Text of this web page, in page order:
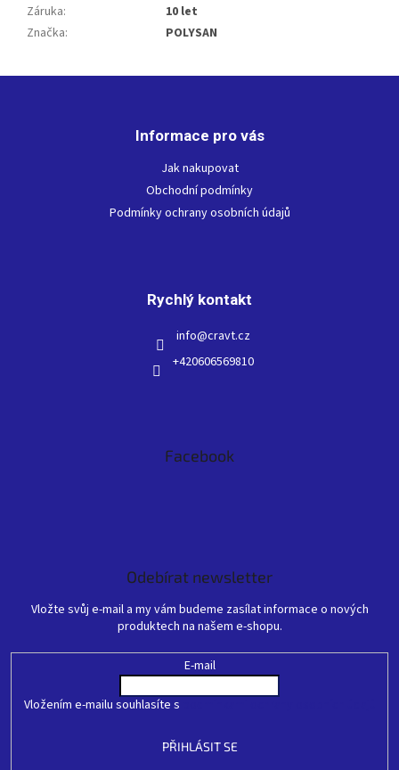
Záruka:
10 let
Značka: POLYSAN
Informace pro vás
Jak nakupovat
Obchodní podmínky
Podmínky ochrany osobních údajů
Rychlý kontakt
info@cravt.cz
+420606569810
Facebook
Odebírat newsletter
Vložte svůj e-mail a my vám budeme zasílat informace o nových
produktech na našem e-shopu.
E-mail
Vložením e-mailu souhlasíte s
PŘIHLÁSIT SE